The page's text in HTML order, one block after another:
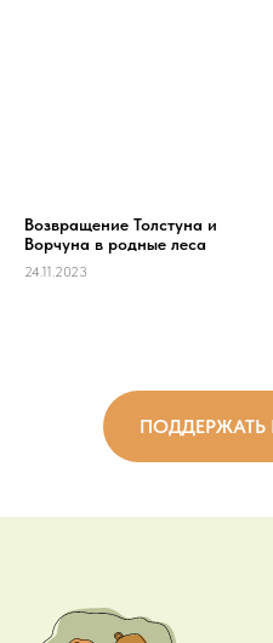
Возвращение Толстуна и
Ворчуна в родные леса
24.11.2023
ПОДДЕРЖАТЬ